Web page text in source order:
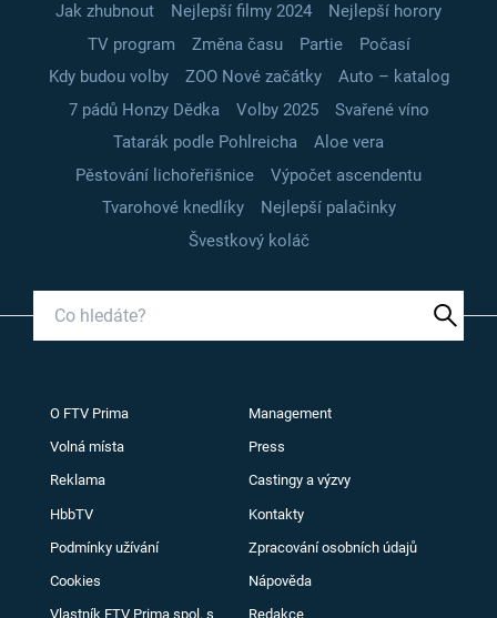
Jak zhubnout Nejlepší filmy 2024
Nejlepší horory
TV program
Změna času Partie
Počasí
Kdy budou volby
ZOO Nové začátky
Auto – katalog
7 pádů Honzy Dědka
Volby 2025
Svařené víno
Tatarák podle Pohlreicha
Aloe vera
Pěstování lichořeřišnice
Výpočet ascendentu
Tvarohové knedlíky
Nejlepší palačinky
Švestkový koláč
O FTV Prima Management
Volná místa Press
Reklama Castingy a výzvy
HbbTV Kontakty
Podmínky užívání Zpracování osobních údajů
Cookies Nápověda
Vlastník FTV Prima spol. s Redakce